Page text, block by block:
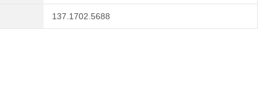
137.1702.5688